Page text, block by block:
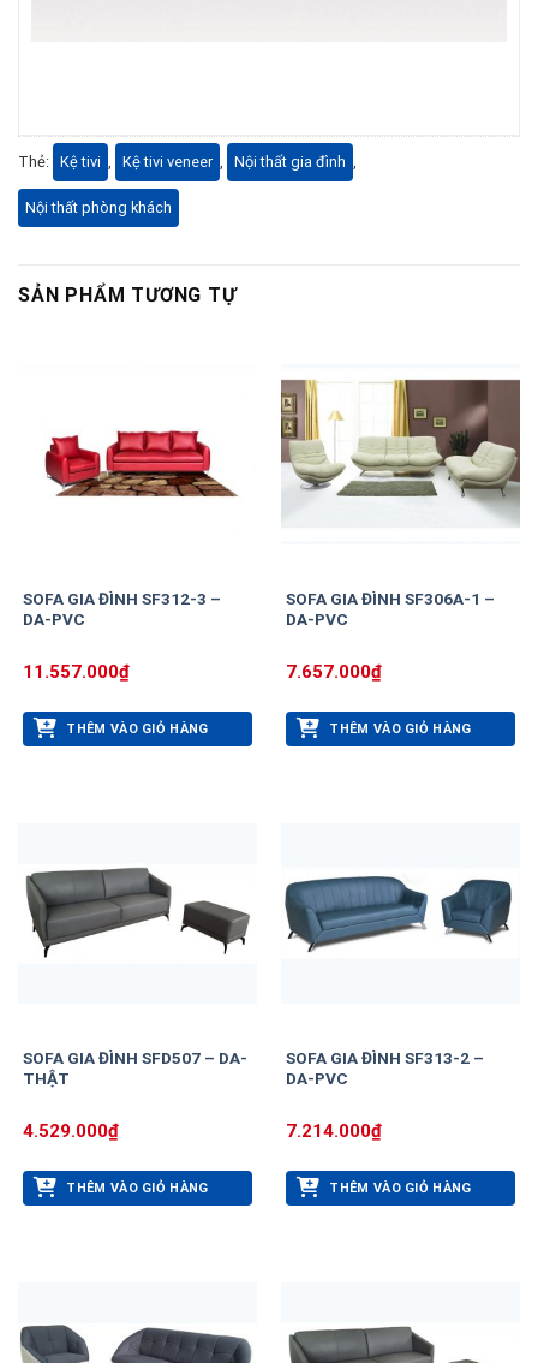
Thẻ: Kệ tivi Kệ tivi veneer Nội thất gia đình
Nội thất phòng khách
SẢN PHẨM TƯƠNG TỰ
SOFA GIA ĐÌNH SF312-3 –
DA-PVC
11.557.000₫
THÊM VÀO GIỎ HÀNG
SOFA GIA ĐÌNH SF306A-1 –
DA-PVC
7.657.000₫
THÊM VÀO GIỎ HÀNG
SOFA GIA ĐÌNH SFD507 – DA-
THẬT
4.529.000₫
THÊM VÀO GIỎ HÀNG
SOFA GIA ĐÌNH SF313-2 –
DA-PVC
7.214.000₫
THÊM VÀO GIỎ HÀNG